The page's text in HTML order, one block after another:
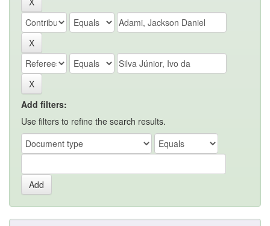
Add filters:
Use filters to refine the search results.